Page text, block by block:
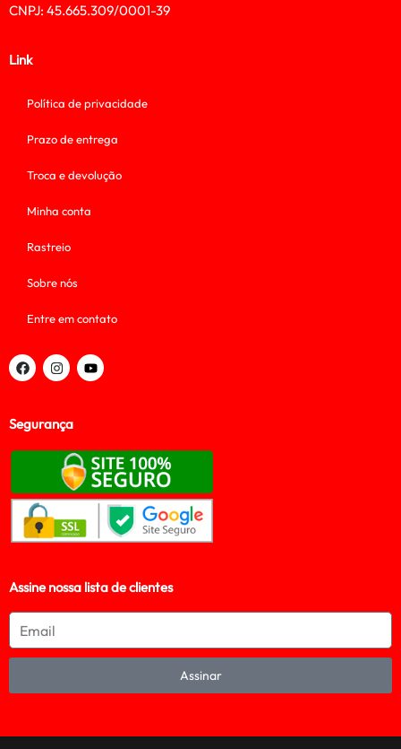
CNPJ: 45.665.309/0001-39
Link
Política de privacidade
Prazo de entrega
Troca e devolução
Minha conta
Rastreio
Sobre nós
Entre em contato
Segurança
Assine nossa lista de clientes
Assinar